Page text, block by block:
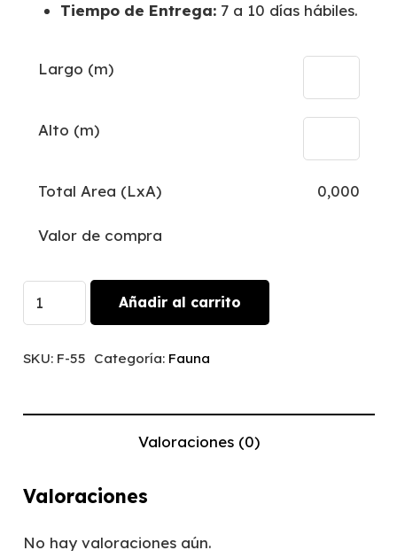
Tiempo de Entrega: 7 a 10 días hábiles.
Largo (m)
Alto (m)
Total Area (LxA) 0,000
Valor de compra
y
Añadir al carrito
SKU: F-55 Categoría: Fauna
Valoraciones (0)
Valoraciones
No hay valoraciones aún.